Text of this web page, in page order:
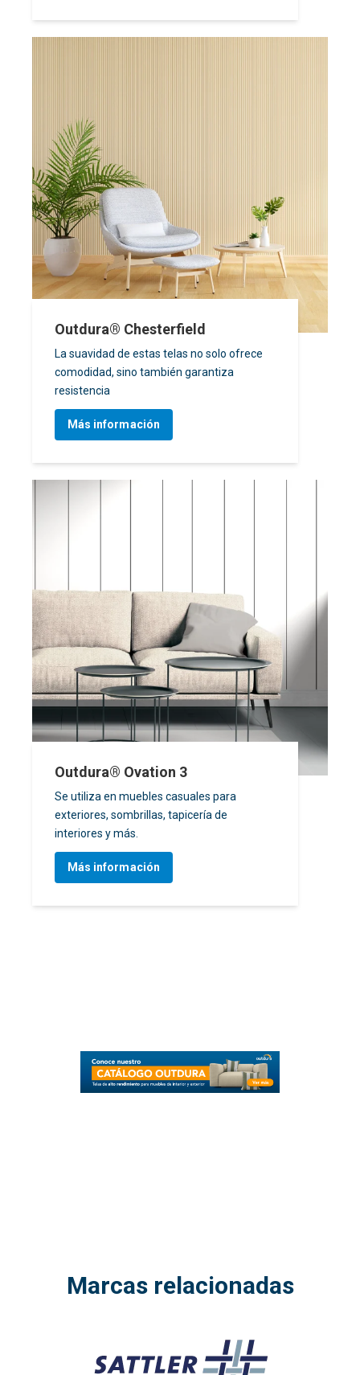
Outdura® Chesterfield
La suavidad de estas telas no solo ofrece
comodidad, sino también garantiza
resistencia
Más información
Outdura® Ovation 3
Se utiliza en muebles casuales para
exteriores, sombrillas, tapicería de
interiores y más.
Más información
Marcas relacionadas